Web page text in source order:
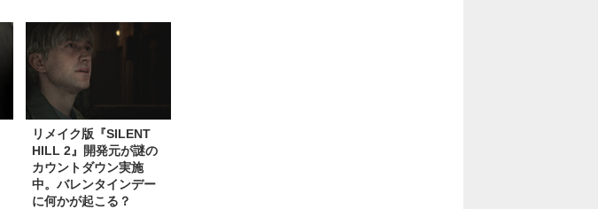
リメイク版『SILENT
HILL 2』開発元が謎の
カウントダウン実施
中。バレンタインデー
に何かが起こる？